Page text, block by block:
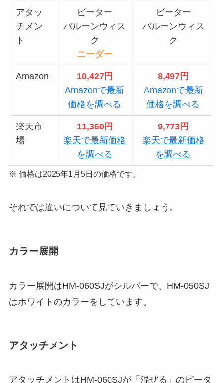
アタッ
チメン
ト
ビーター
バルーンウィス
ク
ニーダー
ビーター
バルーンウィス
ク
Amazon
10,427円
Amazonで最新
価格を調べる
8,497円
Amazonで最新
価格を調べる
楽天市
場
11,360円
楽天で最新価格
を調べる
9,773円
楽天で最新価格
を調べる
※ 価格は2025年1月5日の価格です。
それでは違いについて見ていきましょう。
カラー展開
カラー展開はHM-060SJがシルバーで、HM-050SJ
はホワイトのカラーをしています。
アタッチメント
アタッチメントはHM-060SJが「混ぜる」のビータ